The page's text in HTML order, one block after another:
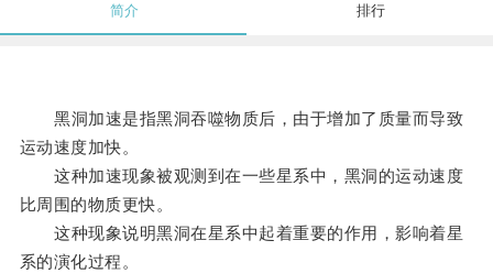
简介 排行
黑洞加速是指黑洞吞噬物质后，由于增加了质量而导致
运动速度加快。
这种加速现象被观测到在一些星系中，黑洞的运动速度
比周围的物质更快。
这种现象说明黑洞在星系中起着重要的作用，影响着星
系的演化过程。